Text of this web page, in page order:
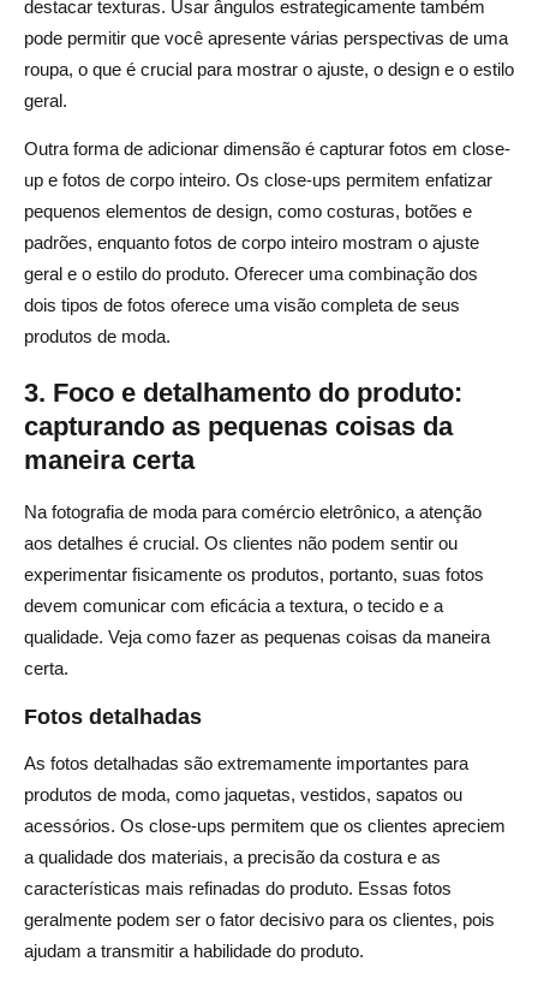
destacar texturas. Usar ângulos estrategicamente também
pode permitir que você apresente várias perspectivas de uma
roupa, o que é crucial para mostrar o ajuste, o design e o estilo
geral.
Outra forma de adicionar dimensão é capturar fotos em close-
up e fotos de corpo inteiro. Os close-ups permitem enfatizar
pequenos elementos de design, como costuras, botões e
padrões, enquanto fotos de corpo inteiro mostram o ajuste
geral e o estilo do produto. Oferecer uma combinação dos
dois tipos de fotos oferece uma visão completa de seus
produtos de moda.
3. Foco e detalhamento do produto:
capturando as pequenas coisas da
maneira certa
Na fotografia de moda para comércio eletrônico, a atenção
aos detalhes é crucial. Os clientes não podem sentir ou
experimentar fisicamente os produtos, portanto, suas fotos
devem comunicar com eficácia a textura, o tecido e a
qualidade. Veja como fazer as pequenas coisas da maneira
certa.
Fotos detalhadas
As fotos detalhadas são extremamente importantes para
produtos de moda, como jaquetas, vestidos, sapatos ou
acessórios. Os close-ups permitem que os clientes apreciem
a qualidade dos materiais, a precisão da costura e as
características mais refinadas do produto. Essas fotos
geralmente podem ser o fator decisivo para os clientes, pois
ajudam a transmitir a habilidade do produto.